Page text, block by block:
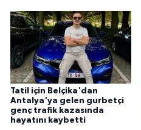
Tatil için Belçika'dan
Antalya'ya gelen gurbetçi
genç trafik kazasında
hayatını kaybetti